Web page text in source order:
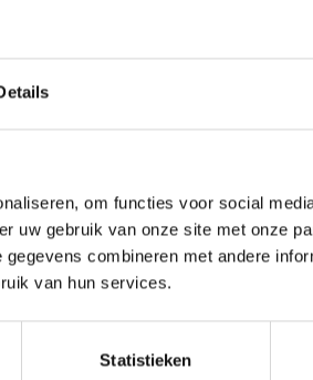
om functies voor social
uw gebruik van onze site met onze
combineren met andere
van hun services.
Statistieken
leer je oa:
vandaan komt
ontstaan zijn
en wat als die wegvalt?
weerstand
eten